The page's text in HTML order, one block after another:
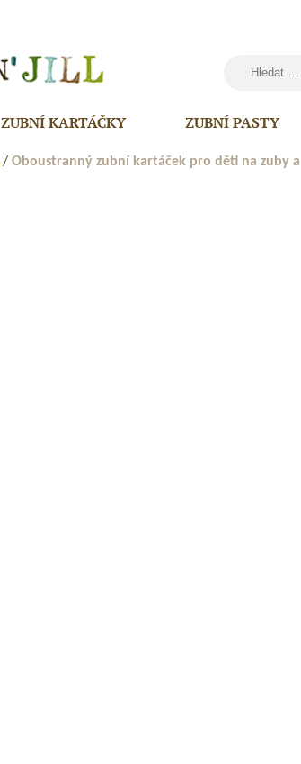
ZUBNÍ KARTÁČKY ZUBNÍ PASTY
/ Oboustranný zubní kartáček pro děti na zuby